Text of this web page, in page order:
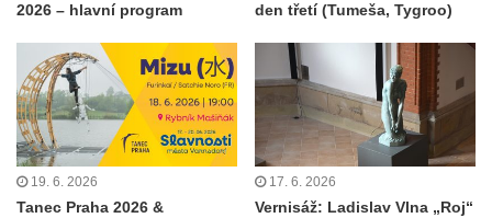
2026 – hlavní program
den třetí (Tumeša, Tygroo)
19. 6. 2026
Tanec Praha 2026 &
17. 6. 2026
Vernisáž: Ladislav Vlna „Roj“